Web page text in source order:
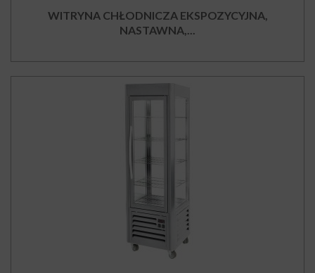
WITRYNA CHŁODNICZA EKSPOZYCYJNA,
NASTAWNA,...